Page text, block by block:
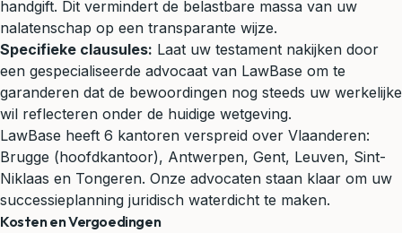
handgift. Dit vermindert de belastbare massa van uw
nalatenschap op een transparante wijze.
Specifieke clausules: Laat uw testament nakijken door
een gespecialiseerde advocaat van LawBase om te
garanderen dat de bewoordingen nog steeds uw werkelijke
wil reflecteren onder de huidige wetgeving.
LawBase heeft 6 kantoren verspreid over Vlaanderen:
Brugge (hoofdkantoor), Antwerpen, Gent, Leuven, Sint-
Niklaas en Tongeren. Onze advocaten staan klaar om uw
successieplanning juridisch waterdicht te maken.
Kosten en Vergoedingen